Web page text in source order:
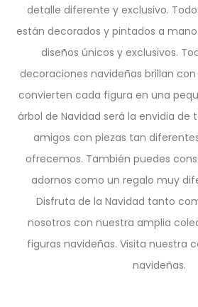
detalle diferente y exclusivo.
están decorados y pintados a
diseños únicos y exclusivos.
decoraciones navideñas brillan
convierten cada figura en una
árbol de Navidad será la envidia de
amigos con piezas tan
ofrecemos. También puedes
adornos como un regalo muy
Disfruta de la Navidad tanto
nosotros con nuestra amplia
figuras navideñas. Visita nuestra
navideñas.